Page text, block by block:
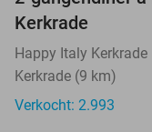
Kerkrade
Happy Italy Kerkrade
Kerkrade (9 km)
Verkocht: 2.993